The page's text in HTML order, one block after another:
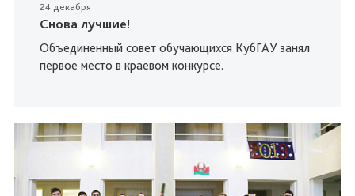
24 декабря
Снова лучшие!
Объединенный совет обучающихся КубГАУ занял
первое место в краевом конкурсе.